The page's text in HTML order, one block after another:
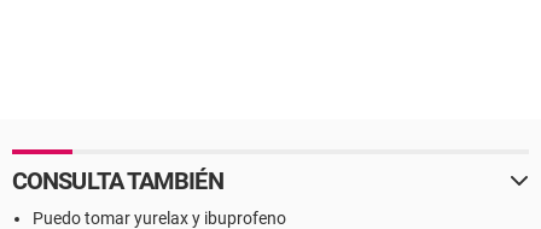
CONSULTA TAMBIÉN
Puedo tomar yurelax y ibuprofeno